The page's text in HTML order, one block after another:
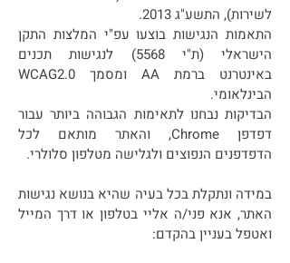
לשירות), התשע"ג 2013.
התאמות הנגישות בוצעו עפ"י המלצות התקן
הישראלי (ת"י 5568) לנגישות תכנים
באינטרנט ברמת AA ומסמך WCAG2.0
הבינלאומי.
הבדיקות נבחנו לתאימות הגבוהה ביותר עבור
דפדפן Chrome, והאתר מותאם לכל
הדפדפנים הנפוצים ולגלישה מטלפון סלולרי.
במידה ונתקלת בכל בעיה שהיא בנושא נגישות
האתר, אנא פני/ה אליי בטלפון או דרך המייל
ואטפל בעניין בהקדם: